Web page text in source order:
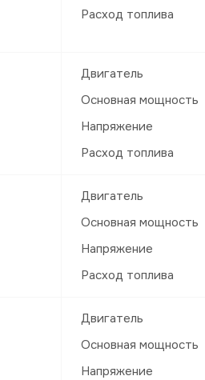
Расход топлива
Двигатель
Основная мощность
Напряжение
Расход топлива
Двигатель
Основная мощность
Напряжение
Расход топлива
Двигатель
Основная мощность
Напряжение